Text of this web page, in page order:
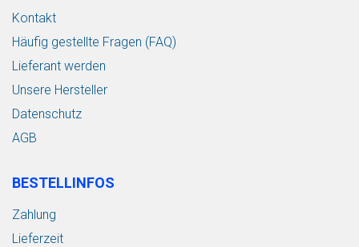
Kontakt
Häufig gestellte Fragen (FAQ)
Lieferant werden
Unsere Hersteller
Datenschutz
AGB
BESTELLINFOS
Zahlung
Lieferzeit